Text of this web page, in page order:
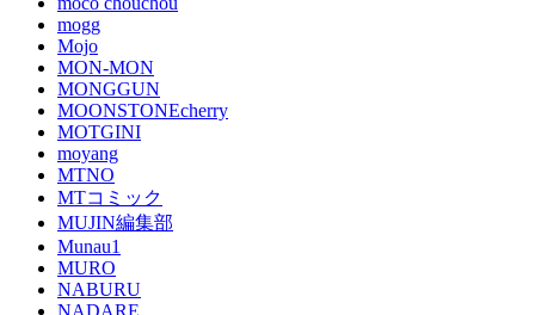
mogg
Mojo
MON-MON
MONGGUN
MOONSTONEcherry
MOTGINI
moyang
MTNO
MTコミック
MUJIN編集部
Munau1
MURO
NABURU
NADARE